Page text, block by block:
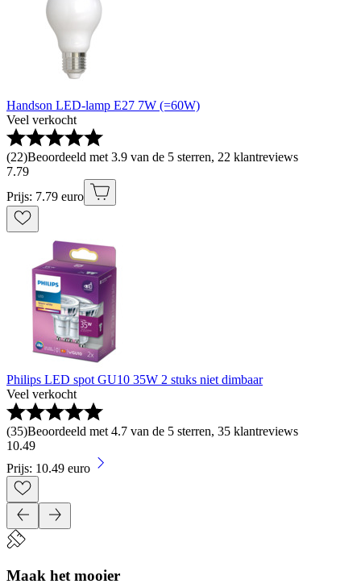
Handson LED-lamp E27 7W (=60W)
Veel verkocht
(22)Beoordeeld met 3.9 van de 5 sterren, 22 klantreviews
7.79
Prijs: 7.79 euro
Philips LED spot GU10 35W 2 stuks niet dimbaar
Veel verkocht
(35)Beoordeeld met 4.7 van de 5 sterren, 35 klantreviews
10.49
Prijs: 10.49 euro
Maak het mooier